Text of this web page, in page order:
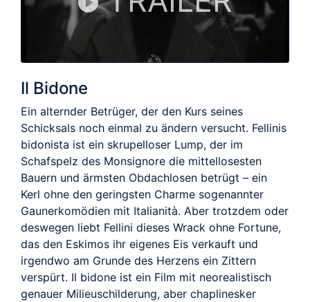
Il Bidone
Ein alternder Betrüger, der den Kurs seines
Schicksals noch einmal zu ändern versucht. Fellinis
bidonista ist ein skrupelloser Lump, der im
Schafspelz des Monsignore die mittellosesten
Bauern und ärmsten Obdachlosen betrügt – ein
Kerl ohne den geringsten Charme sogenannter
Gaunerkomödien mit Italianità. Aber trotzdem oder
deswegen liebt Fellini dieses Wrack ohne Fortune,
das den Eskimos ihr eigenes Eis verkauft und
irgendwo am Grunde des Herzens ein Zittern
verspürt. Il bidone ist ein Film mit neorealistisch
genauer Milieuschilderung, aber chaplinesker